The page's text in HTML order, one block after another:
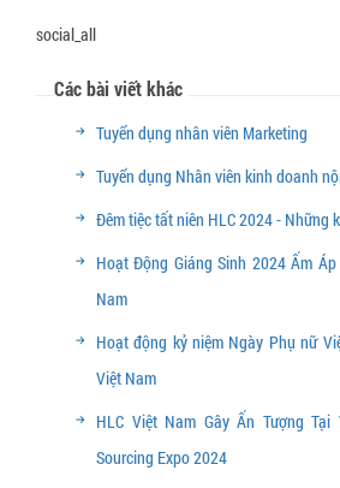
social_all
Các bài viết khác
Tuyển dụng nhân viên Marketing
Tuyển dụng Nhân viên kinh doanh
Đêm tiệc tất niên HLC 2024 - Những
Hoạt Động Giáng Sinh 2024 Ấm
Nam
Hoạt động kỷ niệm Ngày Phụ nữ
Việt Nam
HLC Việt Nam Gây Ấn Tượng Tại
Sourcing Expo 2024